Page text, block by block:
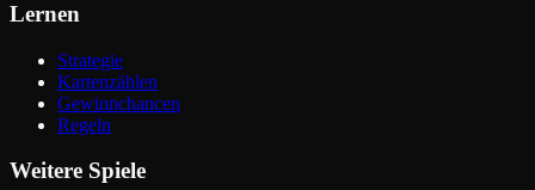
Lernen
Strategie
Kartenzählen
Gewinnchancen
Regeln
Weitere Spiele